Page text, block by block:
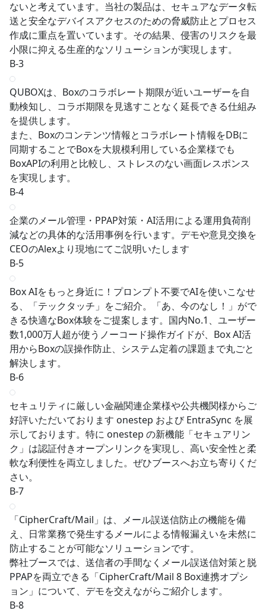
ないと考えています。当社の製品は、セキュアなデータ転
送と安全なデバイスアクセスのための脅威防止とプロセス
作成に重点を置いています。その結果、侵害のリスクを最
小限に抑える生産的なソリューションが実現します。
B-3
QUBOXは、Boxのコラボレート期限が近いユーザーを自
動検知し、コラボ期限を見逃すことなく延長できる仕組み
を提供します。
また、Boxのコンテンツ情報とコラボレート情報をDBに
同期することでBoxを大規模利用している企業様でも
BoxAPIの利用と比較し、ストレスのない画面レスポンス
を実現します。
B-4
企業のメール管理・PPAP対策・AI活用による運用負荷削
減などの具体的な活用事例を行います。デモや意見交換を
CEOのAlexより現地にてご説明いたします
B-5
Box AIをもっと身近に！プロンプト不要でAIを使いこなせ
る、「テックタッチ」をご紹介。「あ、今のなし！」がで
きる快適なBox体験をご提案します。国内No.1、ユーザー
数1,000万人超が使うノーコード操作ガイドが、Box AI活
用からBoxの誤操作防止、システム定着の課題まで丸ごと
解決します。
B-6
セキュリティに厳しい金融関連企業様や公共機関様からご
好評いただいております onestep および EntraSync を展
示しております。特に onestep の新機能「セキュアリン
ク」は認証付きオープンリンクを実現し、高い安全性と柔
軟な利便性を両立しました。ぜひブースへお立ち寄りくだ
さい。
B-7
「CipherCraft/Mail」は、メール誤送信防止の機能を備
え、日常業務で発生するメールによる情報漏えいを未然に
防止することが可能なソリューションです。
弊社ブースでは、送信者の手間なくメール誤送信対策と脱
PPAPを両立できる「CipherCraft/Mail 8 Box連携オプシ
ョン」について、デモを交えながらご紹介します。
B-8